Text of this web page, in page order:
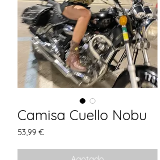
Camisa Cuello Nobu
53,99 €Precio